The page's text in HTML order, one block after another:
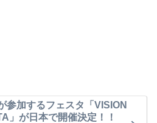
参加するフェスタ「VISION
」が日本で開催決定！！